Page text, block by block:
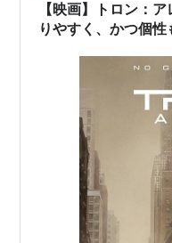
【映画】トロン：
りやすく、かつ個